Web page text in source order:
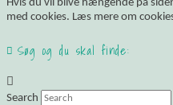
Hvis du vil blive hængende på
med cookies. Læs mere om
Søg og du skal finde:
Search